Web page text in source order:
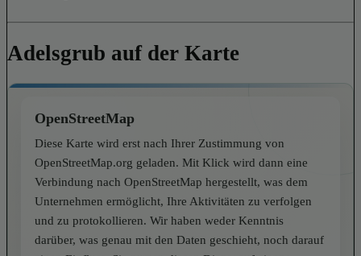
Adelsgrub auf der Karte
OpenStreetMap
Diese Karte wird erst nach Ihrer Zustimmung von
OpenStreetMap.org geladen. Mit Klick wird dann eine
Verbindung nach OpenStreetMap hergestellt, was dem
Unternehmen ermöglicht, Ihre Aktivitäten zu verfolgen
und zu protokollieren. Wir haben weder Kenntnis
darüber, was genau mit den Daten geschieht, noch darauf